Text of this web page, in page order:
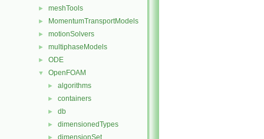
► meshTools
► MomentumTransportModels
► motionSolvers
► multiphaseModels
► ODE
▼ OpenFOAM
► algorithms
► containers
► db
► dimensionedTypes
dimensionSet